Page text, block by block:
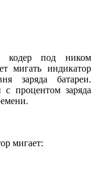
кодер под ником
мигать индикатор
заряда батареи.
с процентом заряда
мигает: